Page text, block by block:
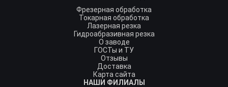
Фрезерная обработка
Токарная обработка
Лазерная резка
Гидроабразивная резка
О заводе
ГОСТы и ТУ
Отзывы
Доставка
Карта сайта
НАШИ ФИЛИАЛЫ